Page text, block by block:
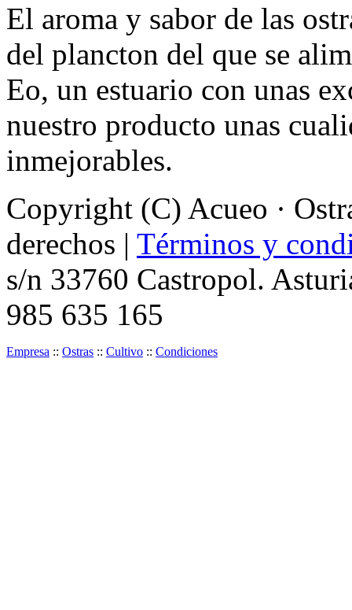
El aroma y sabor de las
del plancton del que se
Eo, un estuario con unas
nuestro producto unas
inmejorables.
Copyright (C) Acueo ·
derechos | Términos y
s/n 33760 Castropol.
985 635 165
Empresa :: Ostras :: Cultivo :: Condiciones